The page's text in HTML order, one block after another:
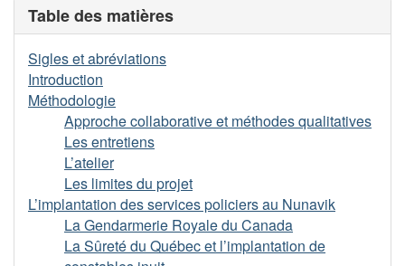
se
connaître
pour
Table des matières
Sigles et abréviations
Introduction
Méthodologie
Approche collaborative et méthodes qualitatives
Les entretiens
L’atelier
Les limites du projet
L’implantation des services policiers au Nunavik
La Gendarmerie Royale du Canada
La Sûreté du Québec et l’implantation de